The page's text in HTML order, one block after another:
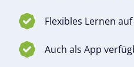
Flexibles Lernen
Auch als App